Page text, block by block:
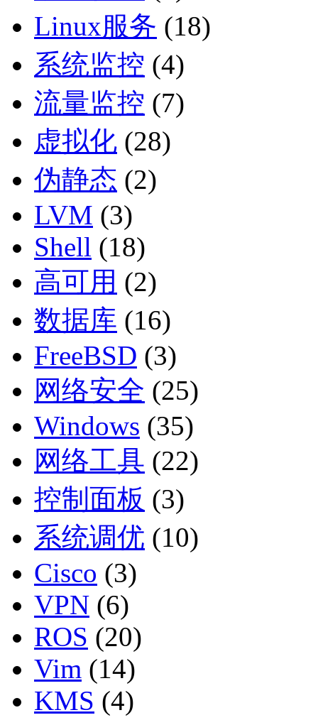
Linux服务 (18)
系统监控 (4)
流量监控 (7)
虚拟化 (28)
伪静态 (2)
LVM (3)
Shell (18)
高可用 (2)
数据库 (16)
FreeBSD (3)
网络安全 (25)
Windows (35)
网络工具 (22)
控制面板 (3)
系统调优 (10)
Cisco (3)
VPN (6)
ROS (20)
Vim (14)
KMS (4)